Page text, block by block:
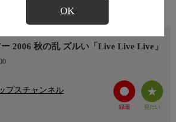
OK
2006 秋の乱 ズルい「Live Live Live」
プスチャンネル